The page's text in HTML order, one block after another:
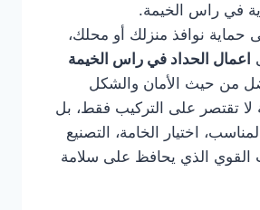
في راس الخيمة.
حماية نوافذ منزلك أو محلك،
اعمال الحداد في راس الخيمة
من حيث الأمان والشكل
لا تقتصر على التركيب فقط، بل
اختيار الخامة، التصنيع
القوي الذي يحافظ على سلامة